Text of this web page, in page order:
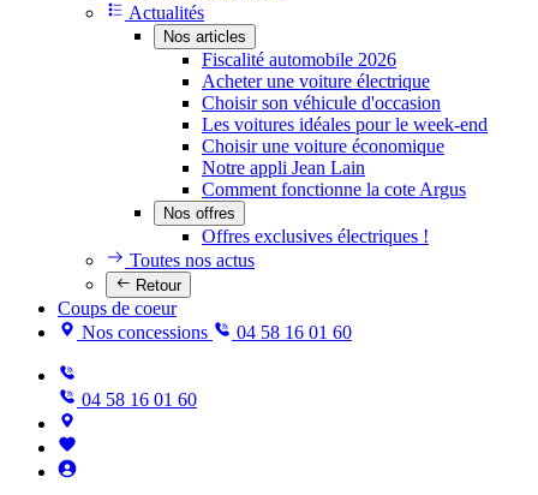
Actualités
Nos articles
Fiscalité automobile 2026
Acheter une voiture électrique
Choisir son véhicule d'occasion
Les voitures idéales pour le week-end
Choisir une voiture économique
Notre appli Jean Lain
Comment fonctionne la cote Argus
Nos offres
Offres exclusives électriques !
Toutes nos actus
Retour
Coups de coeur
Nos concessions
04 58 16 01 60
04 58 16 01 60